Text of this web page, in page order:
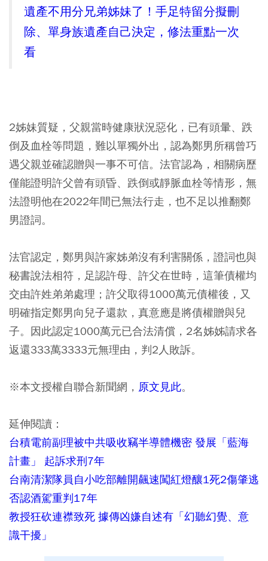
遺產不用分兄弟姊妹了！手足特留分擬刪
除、單身族遺產自己決定，修法重點一次
看
2姊妹質疑，父親當時健康狀況惡化，已有頭暈、跌
倒及血栓等問題，難以單獨外出，認為鄭男所稱曾巧
遇父親並確認贈與一事不可信。法官認為，相關病歷
僅能證明許父曾有頭昏、跌倒或靜脈血栓等情形，無
法證明他在2022年間已無法行走，也不足以推翻鄭
男證詞。
法官認定，鄭男與許家姊弟沒有利害關係，證詞也與
秘書說法相符，足認許母、許父在世時，這筆債權均
交由許姓弟弟處理；許父取得1000萬元債權後，又
明確指定鄭男向兒子還款，真意應是將債權贈與兒
子。因此認定1000萬元已合法清償，2名姊姊請求各
返還333萬3333元無理由，判2人敗訴。
※本文授權自聯合新聞網， 原文見此。
延伸閱讀：
台積電前副理被中共吸收竊半導體機密 發展「藍海
計畫」 起訴求刑7年
台南清潔隊員自小吃部離開飆速闖紅燈釀1死2傷肇逃
否認酒駕重判17年
教授狂砍連襟致死 據傳凶嫌自述有「幻聽幻覺、意
識干擾」